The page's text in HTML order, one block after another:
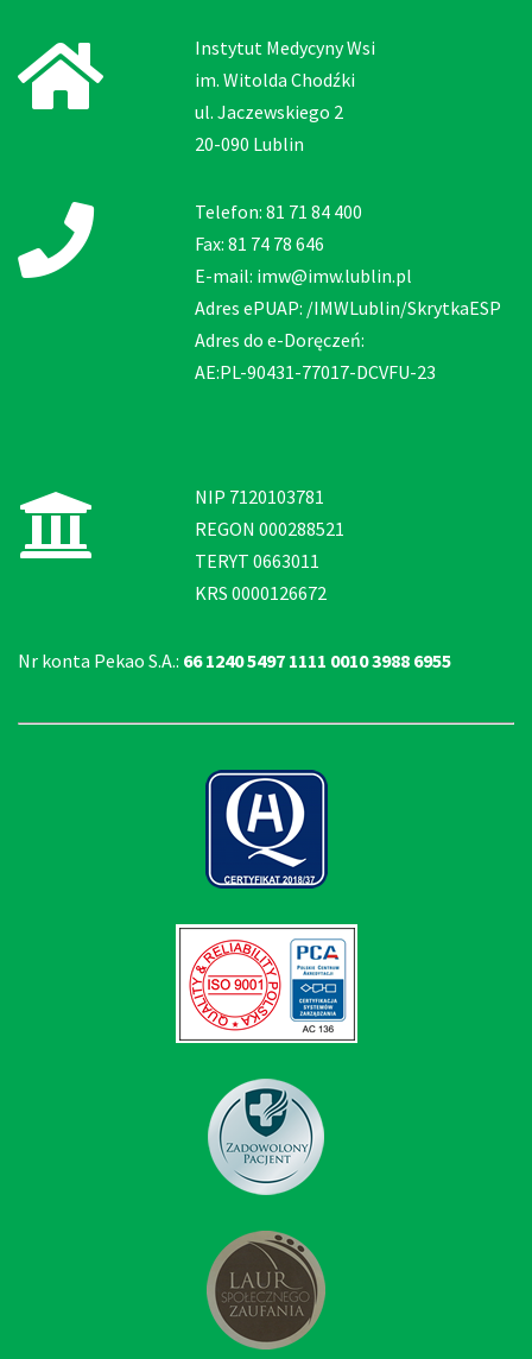
Instytut Medycyny Wsi
im. Witolda Chodźki
ul. Jaczewskiego 2
20-090 Lublin
Telefon: 81 71 84 400
Fax: 81 74 78 646
E-mail: imw@imw.lublin.pl
Adres ePUAP: /IMWLublin/SkrytkaESP
Adres do e-Doręczeń:
AE:PL-90431-77017-DCVFU-23
NIP 7120103781
REGON 000288521
TERYT 0663011
KRS 0000126672
Nr konta Pekao S.A.: 66 1240 5497 1111 0010 3988 6955